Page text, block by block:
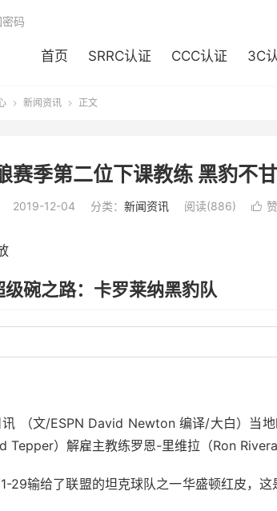
首页 SRRC认证 CCC认证 3C
码
 新闻资讯  正文
赛季第二位下课教练 黑豹不
2019-12-04 分类： 新闻资讯 阅读(886) 
碗之路：卡罗莱纳黑豹队
（文/ESPN David Newton 编译/大白）当
Tepper）解雇主教练罗恩-里维拉（Ron Rivera
29输给了联盟的坦克球队之一华盛顿红皮，